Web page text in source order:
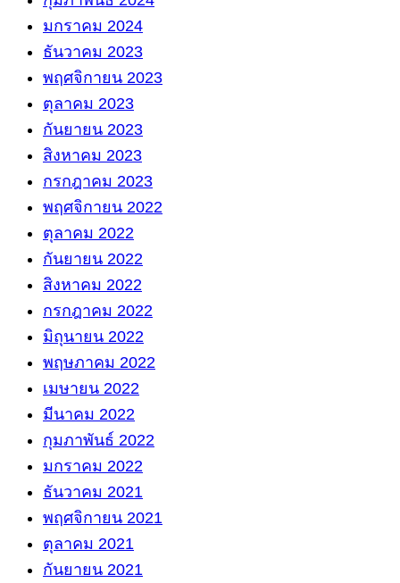
มกราคม 2024
ธันวาคม 2023
พฤศจิกายน 2023
ตุลาคม 2023
กันยายน 2023
สิงหาคม 2023
กรกฎาคม 2023
พฤศจิกายน 2022
ตุลาคม 2022
กันยายน 2022
สิงหาคม 2022
กรกฎาคม 2022
มิถุนายน 2022
พฤษภาคม 2022
เมษายน 2022
มีนาคม 2022
กุมภาพันธ์ 2022
มกราคม 2022
ธันวาคม 2021
พฤศจิกายน 2021
ตุลาคม 2021
กันยายน 2021